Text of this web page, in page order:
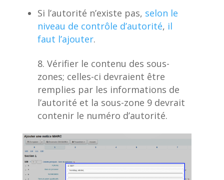
Si l’autorité n’existe pas, selon le
niveau de contrôle d’autorité, il
faut l’ajouter.
Vérifier le contenu des sous-
zones; celles-ci devraient être
remplies par les informations de
l’autorité et la sous-zone 9 devrait
contenir le numéro d’autorité.